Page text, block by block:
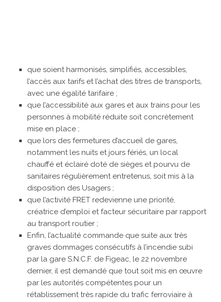
que soient harmonisés, simplifiés, accessibles,
l’accès aux tarifs et l’achat des titres de transports,
avec une égalité tarifaire ;
que l’accessibilité aux gares et aux trains pour les
personnes à mobilité réduite soit concrètement
mise en place ;
que lors des fermetures d’accueil de gares,
notamment les nuits et jours fériés, un local
chauffé et éclairé doté de sièges et pourvu de
sanitaires régulièrement entretenus, soit mis à la
disposition des Usagers ;
que l’activité FRET redevienne une priorité,
créatrice d’emploi et facteur sécuritaire par rapport
au transport routier ;
Enfin, l’actualité commande que suite aux très
graves dommages consécutifs à l’incendie subi
par la gare S.N.C.F. de Figeac, le 22 novembre
dernier, il est demandé que tout soit mis en œuvre
par les autorités compétentes pour un
rétablissement très rapide du trafic ferroviaire à